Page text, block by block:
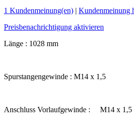
1 Kundenmeinung(en) | Kundenmeinung
Preisbenachrichtigung aktivieren
Länge : 1028 mm
Spurstangengewinde : M14 x 1,5
Anschluss Vorlaufgewinde : M14 x 1,5